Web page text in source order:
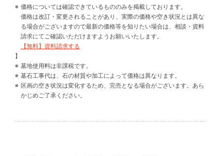
価格については確認できているもののみを掲載しております。
価格は改訂・変更されることがあり、実際の価格や空き状況とは異な
る場合がございますので最新の価格等を知りたい場合は、相談・資料
請求にてご確認いただけますようお願いいたします。
【無料】資料請求する
】
墓地使用料は非課税です。
墓石工事代は、石の材質や加工によって価格は異なります。
区画の空き状況は変化するため、完売となる場合がございます。あら
かじめご了承ください。